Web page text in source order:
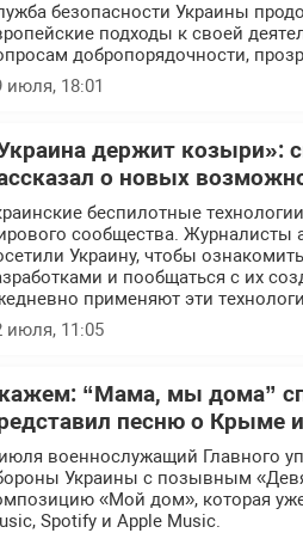
безопасности Украины
подходы к своей
добропорядочности,
июля, 18:01
держит козыри»:
о новых
беспилотные
сообщества. Журналисты
Украину, чтобы
и пообщаться с их
применяют эти
июля, 11:05
“Мама, мы дома”
песню о Крыме
военнослужащий Главного
Украины с позывным
«Мой дом», которая
Spotify и Apple Music.